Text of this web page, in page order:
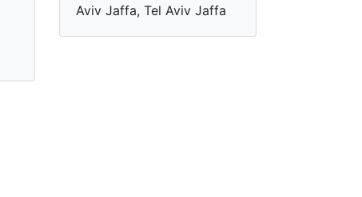
Aviv Jaffa, Tel Aviv Jaffa